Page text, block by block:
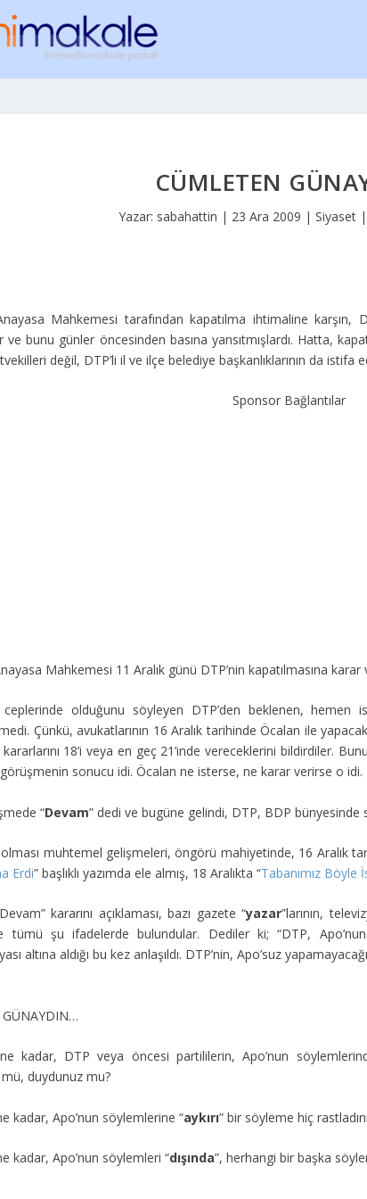
CÜMLETEN
Yazar: sabahattin | 23 Ara 2009 | Siyaset|
Mahkemesi tarafından kapatılma ihtimaline
ve bunu günler öncesinden basına yansıtmışlardı. Hatta,
değil, DTP’li il ve ilçe belediye başkanlıklarının da istifa
Sponsor Bağlantılar
Mahkemesi 11 Aralık günü DTP’nin kapatılmasına karar
ceplerinde olduğunu söyleyen DTP’den beklenen,
Çünkü, avukatlarının 16 Aralık tarihinde Öcalan ile
18’i veya en geç 21’inde vereceklerini bildirdiler.
görüşmenin sonucu idi. Öcalan ne isterse, ne karar verirse o idi.
“Devam” dedi ve bugüne gelindi, DTP, BDP bünyesinde
muhtemel gelişmeleri, öngörü mahiyetinde, 16 Aralık
Erdi” başlıklı yazımda ele almış, 18 Aralıkta “Tabanımız Böyle
kararını açıklaması, bazı gazete “yazar”larının,
tümü şu ifadelerde bulundular. Dediler ki; “DTP,
altına aldığı bu kez anlaşıldı. DTP’nin, Apo’suz
kadar, DTP veya öncesi partililerin, Apo’nun
duydunuz mu?
kadar, Apo’nun söylemlerine “aykırı” bir söyleme hiç
kadar, Apo’nun söylemleri “dışında”, herhangi bir başka